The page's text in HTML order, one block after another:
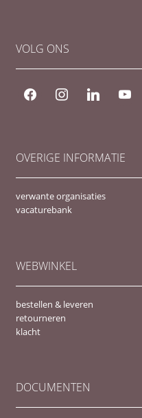
VOLG ONS
facebook instagramlinkedin youtube
OVERIGE INFORMATIE
verwante organisaties
vacaturebank
WEBWINKEL
bestellen & leveren
retourneren
klacht
DOCUMENTEN